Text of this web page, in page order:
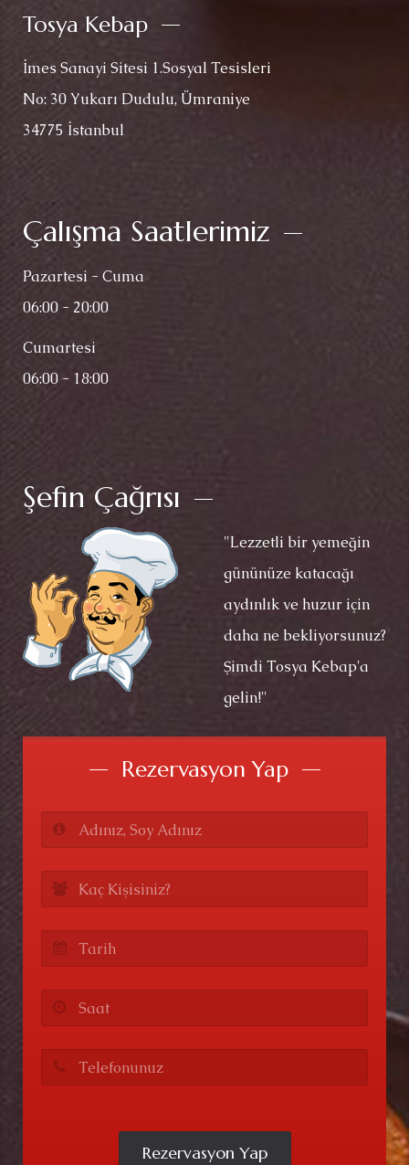
Tosya Kebap
İmes Sanayi Sitesi 1.Sosyal Tesisleri
No: 30 Yukarı Dudulu, Ümraniye
34775 İstanbul
Çalışma Saatlerimiz
Pazartesi - Cuma
06:00 - 20:00
Cumartesi
06:00 - 18:00
Şefin Çağrısı
"Lezzetli bir yemeğin
gününüze katacağı
aydınlık ve huzur için
daha ne bekliyorsunuz?
Şimdi Tosya Kebap'a
gelin!"
Rezervasyon Yap
Rezervasyon Yap